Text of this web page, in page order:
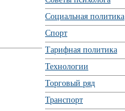
Социальная политика
Спорт
Тарифная политика
Технологии
Торговый ряд
Транспорт